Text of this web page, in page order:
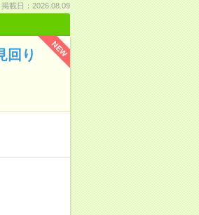
掲載日：2026.08.09
NEW
回り